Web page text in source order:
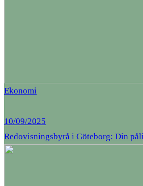
Ekonomi
10/09/2025
Redovisningsbyrå i Göteborg: Din